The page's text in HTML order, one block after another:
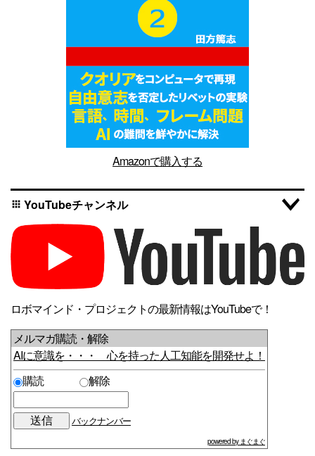
Amazonで購入する
apps YouTubeチャンネル
ロボマインド・プロジェクトの最新情報はYouTubeで！
メルマガ購読・解除
AIに意識を・・・ 心を持った人工知能を開発せよ！
購読
解除
バックナンバー
powered by まぐまぐ